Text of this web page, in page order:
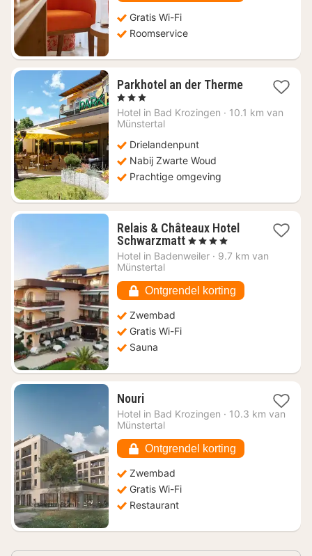
Gratis Wi-Fi
Roomservice
Parkhotel an der Therme1
vanaf
, 3 Sterren
Hotel in Bad Krozingen · 10.1 km van
Münstertal
Drielandenpunt
Nabij Zwarte Woud
Prachtige omgeving
Relais & Châteaux Hotel
Schwarzmatt1
nacht
269,09
, 4 Sterren
Hotel in Badenweiler · 9.7 km van
Münstertal
Ontgrendel korting
Zwembad
Gratis Wi-Fi
Sauna
Nouri1
nacht
vanaf
226,96
Hotel in Bad Krozingen · 10.3 km van
Münstertal
Ontgrendel korting
Zwembad
Gratis Wi-Fi
Restaurant